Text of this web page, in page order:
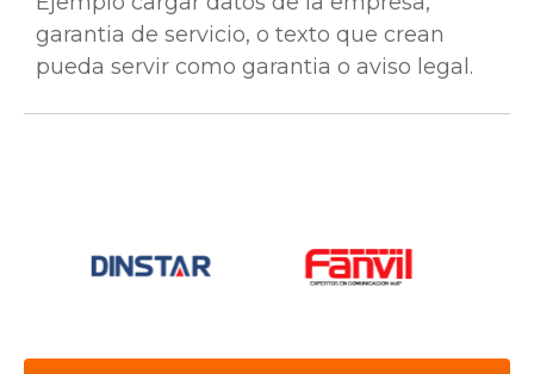
garantia de servicio, o texto que crean
pueda servir como garantia o aviso legal.